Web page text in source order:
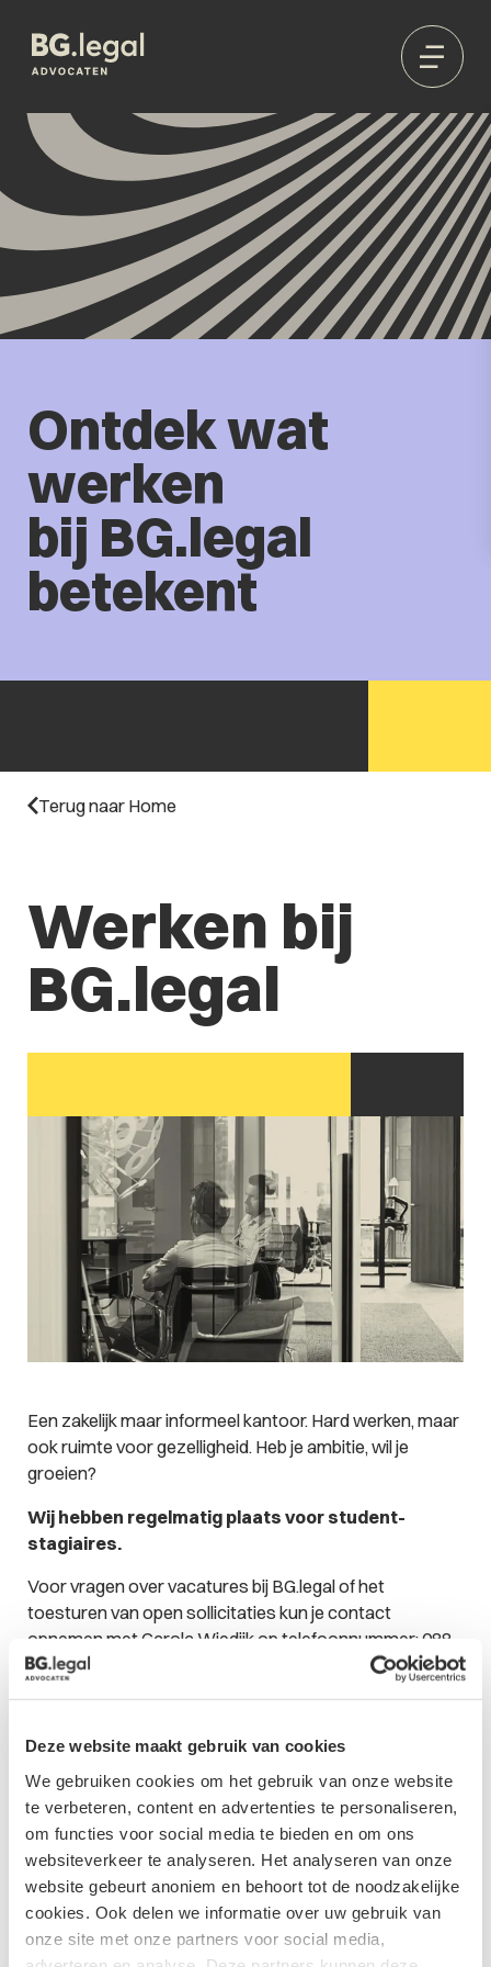
Deze website maakt gebruik van cookies
We gebruiken cookies om het gebruik van onze website
te verbeteren, content en advertenties te personaliseren,
om functies voor social media te bieden en om ons
websiteverkeer te analyseren. Het analyseren van onze
website gebeurt anoniem en behoort tot de noodzakelijke
cookies. Ook delen we informatie over uw gebruik van
onze site met onze partners voor social media,
Ontdek wat
werken
bij BG.legal
betekent
Terug naar Home
Een zakelijk maar informeel kantoor. Hard werken, maar
ook ruimte voor gezelligheid. Heb je ambitie, wil je
groeien?
Wij hebben regelmatig plaats voor student-
stagiaires.
Voor vragen over vacatures bij BG.legal of het
toesturen van open sollicitaties kun je contact
opnemen met Carola Wiedijk op telefoonnummer:088-
1410852
Werken bij
BG.legal
Onze
vacatures
Vacature